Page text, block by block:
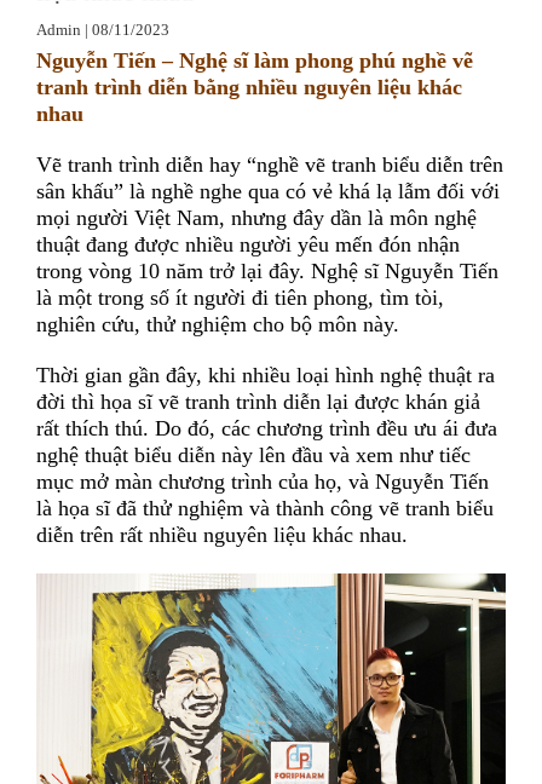
Admin | 08/11/2023
Nguyễn Tiến – Nghệ sĩ làm phong phú nghề vẽ
tranh trình diễn bằng nhiều nguyên liệu khác
nhau
Vẽ tranh trình diễn hay “nghề vẽ tranh biểu diễn trên
sân khấu” là nghề nghe qua có vẻ khá lạ lẫm đối với
mọi người Việt Nam, nhưng đây dần là môn nghệ
thuật đang được nhiều người yêu mến đón nhận
trong vòng 10 năm trở lại đây. Nghệ sĩ Nguyễn Tiến
là một trong số ít người đi tiên phong, tìm tòi,
nghiên cứu, thử nghiệm cho bộ môn này.
Thời gian gần đây, khi nhiều loại hình nghệ thuật ra
đời thì họa sĩ vẽ tranh trình diễn lại được khán giả
rất thích thú. Do đó, các chương trình đều ưu ái đưa
nghệ thuật biểu diễn này lên đầu và xem như tiếc
mục mở màn chương trình của họ, và Nguyễn Tiến
là họa sĩ đã thử nghiệm và thành công vẽ tranh biểu
diễn trên rất nhiều nguyên liệu khác nhau.